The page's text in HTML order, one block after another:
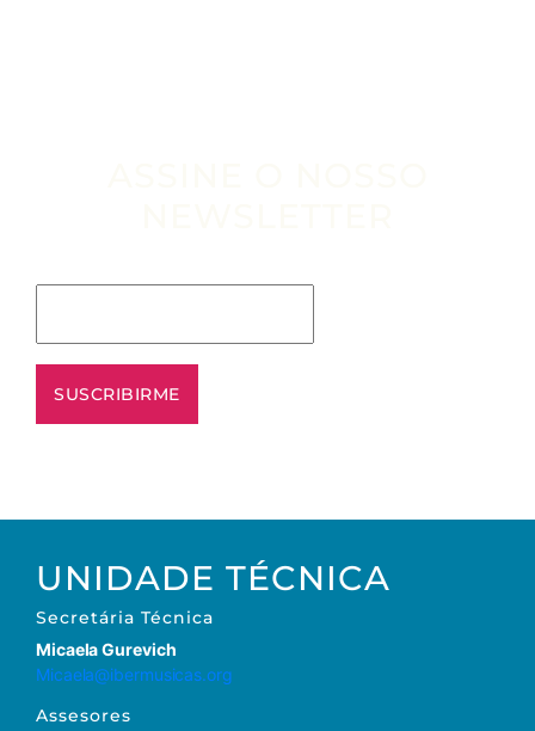
UNIDADE TÉCNICA
Secretária Técnica
Micaela Gurevich
Micaela@ibermusicas.org
Assesores